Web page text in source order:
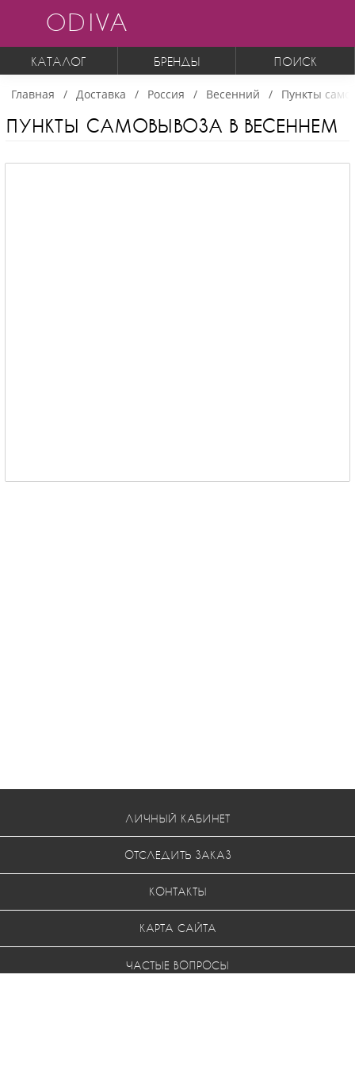
ODIVA
КАТАЛОГ БРЕНДЫ ПОИСК
Главная Доставка Россия Весенний Пункты
ПУНКТЫ САМОВЫВОЗА В ВЕСЕННЕМ
ЛИЧНЫЙ КАБИНЕТ
ОТСЛЕДИТЬ ЗАКАЗ
КОНТАКТЫ
КАРТА САЙТА
ЧАСТЫЕ ВОПРОСЫ